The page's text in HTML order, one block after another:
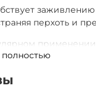
перхоть и
применении
послушными и
Oil – это
полностью